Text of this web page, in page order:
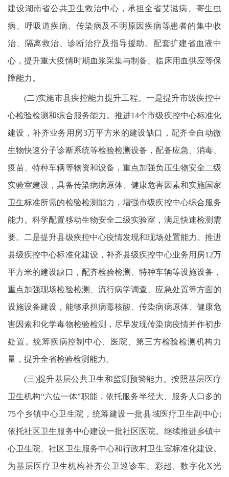
建设湖南省公共卫生救治中心，承担全省艾滋病、寄生虫
病、呼吸道疾病、传染病及不明原因疾病等患者的集中收
治、隔离救治、诊断治疗及指导援助。配套扩建省血液中
心，提升重大疫情时期血浆采集与制备、临床用血供应等保
障能力。
(二)实施市县疾控能力提升工程。一是提升市级疾控中
心检验检测和综合服务能力。推进14个市级疾控中心标准化
建设，补齐业务用房3万平方米的建设缺口，配齐全自动微
生物快速分子诊断系统等检验检测设备，配备应急、消毒、
疫苗、特种车辆等物资和设备，重点加强负压生物安全二级
实验室建设，具备传染病病原体、健康危害因素和实施国家
卫生标准所需的检验检测能力，增强市级疾控中心综合服务
能力。科学配置移动生物安全二级实验室，满足快速检测需
要。二是提升县级疾控中心疫情发现和现场处置能力。推进
县级疾控中心标准化建设，补齐县级疾控中心业务用房12万
平方米的建设缺口，配齐检验检测、特种车辆等设施设备，
重点加强现场检验检测、流行病学调查、应急处置等方面的
设施设备建设，能够承担病毒核酸、传染病病原体、健康危
害因素和化学毒物检验检测，尽早发现传染病疫情并作初步
处置。统筹疾病控制中心、医院、第三方检验检测机构力
量，提升全省检验检测能力。
(三)提升基层公共卫生和监测预警能力。按照基层医疗
卫生机构“六位一体”职能，依托服务半径大、服务人口多的
75个乡镇中心卫生院，统筹建设一批县域医疗卫生副中心;
依托社区卫生服务中心建设一批社区医院。继续推进乡镇中
心卫生院、社区卫生服务中心和行政村卫生室标准化建设。
为基层医疗卫生机构补齐公卫巡诊车、彩超、数字化X光